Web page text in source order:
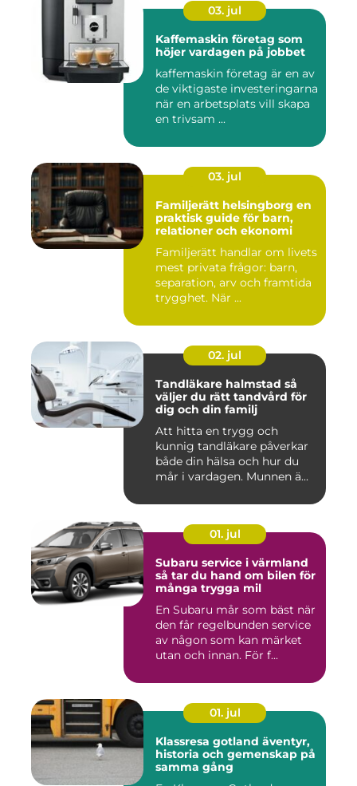
03. jul
Kaffemaskin företag som
höjer vardagen på jobbet
kaffemaskin företag är en av
de viktigaste investeringarna
när en arbetsplats vill skapa
en trivsam ...
03. jul
Familjerätt helsingborg en
praktisk guide för barn,
relationer och ekonomi
Familjerätt handlar om livets
mest privata frågor: barn,
separation, arv och framtida
trygghet. När ...
02. jul
Tandläkare halmstad så
väljer du rätt tandvård för
dig och din familj
Att hitta en trygg och
kunnig tandläkare påverkar
både din hälsa och hur du
mår i vardagen. Munnen ä...
01. jul
Subaru service i värmland
så tar du hand om bilen för
många trygga mil
En Subaru mår som bäst när
den får regelbunden service
av någon som kan märket
utan och innan. För f...
01. jul
Klassresa gotland äventyr,
historia och gemenskap på
samma gång